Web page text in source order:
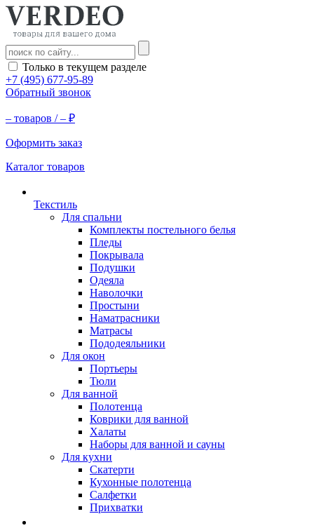
Только в текущем разделе
+7 (495) 677-95-89
Обратный звонок
– товаров /– ₽
Оформить заказ
Каталог товаров
Текстиль
Для спальни
Комплекты постельного белья
Пледы
Покрывала
Подушки
Одеяла
Наволочки
Простыни
Наматрасники
Матрасы
Пододеяльники
Для окон
Портьеры
Тюли
Для ванной
Полотенца
Коврики для ванной
Халаты
Наборы для ванной и сауны
Для кухни
Скатерти
Кухонные полотенца
Салфетки
Прихватки